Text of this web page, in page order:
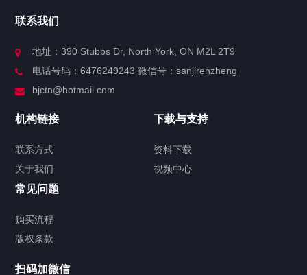
服务分类
签署类文件海牙认证程序费用
视频中心
联系我们
地址：390 Stubbs Dr, North York, ON M2L 2T9
电话号码：6476249243 微信号：sanjirenzheng
bjctn@hotmail.com
机构链接
联系方式
关于我们
下载与支持
资料下载
视频中心
常见问题
购买流程
版权条款
扫码加微信